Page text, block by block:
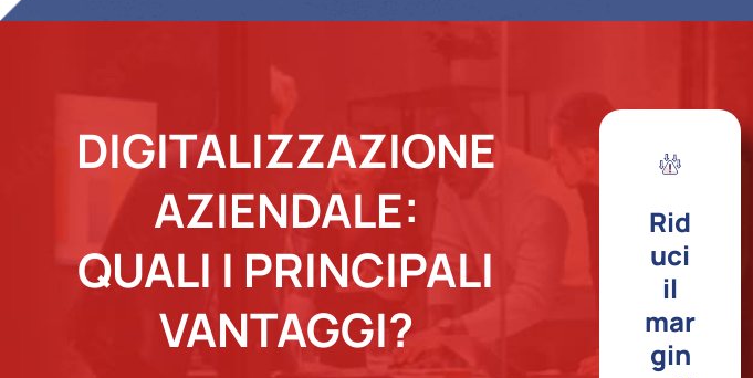
DIGITALIZZAZIONE
AZIENDALE:
QUALI I PRINCIPALI
VANTAGGI?
Rid
uci
il
mar
gin